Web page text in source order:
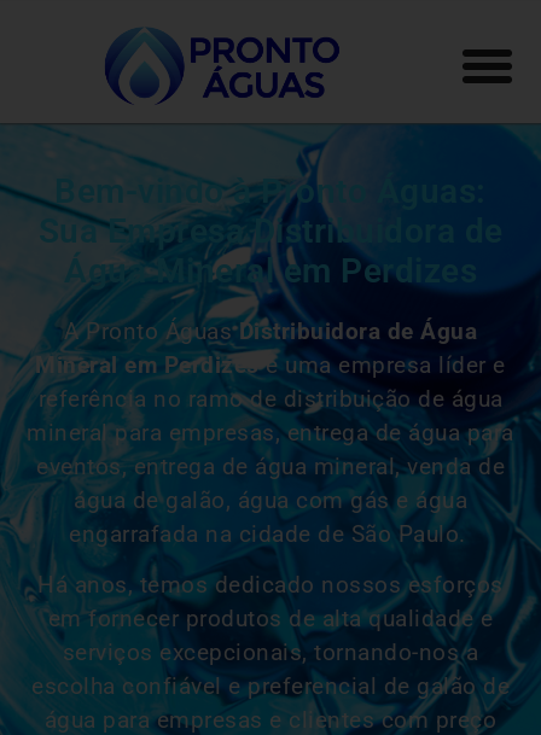
Bem-vindo à Pronto Águas:
Sua Empresa Distribuidora de
Água Mineral em Perdizes
A Pronto ÁguasDistribuidora de Água
Mineral em Perdizesé uma empresa líder e
referência no ramo de distribuição de água
mineral para empresas, entrega de água para
eventos, entrega de água mineral, venda de
água de galão, água com gás e água
engarrafada na cidade de São Paulo.
Há anos, temos dedicado nossos esforços
em fornecer produtos de alta qualidade e
serviços excepcionais, tornando-nos a
escolha confiável e preferencial de galão de
água para empresas e clientes com preço